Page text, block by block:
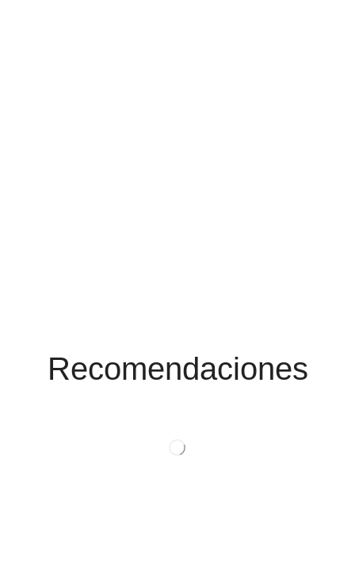
Promociones
Recomendaciones